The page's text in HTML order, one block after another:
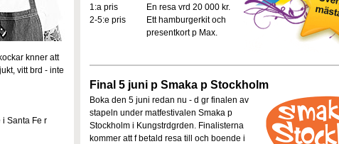
knner att
vitt brd - inte
i Santa Fe r
1:a pris
En resa vrd 20 000 kr.
2-5:e pris
Ett hamburgerkit och
presentkort p Max.
Final 5 juni p Smaka p Stockholm
Boka den 5 juni redan nu - d gr finalen av
stapeln under matfestivalen Smaka p
Stockholm i Kungstrdgrden. Finalisterna
kommer att f betald resa till och boende i